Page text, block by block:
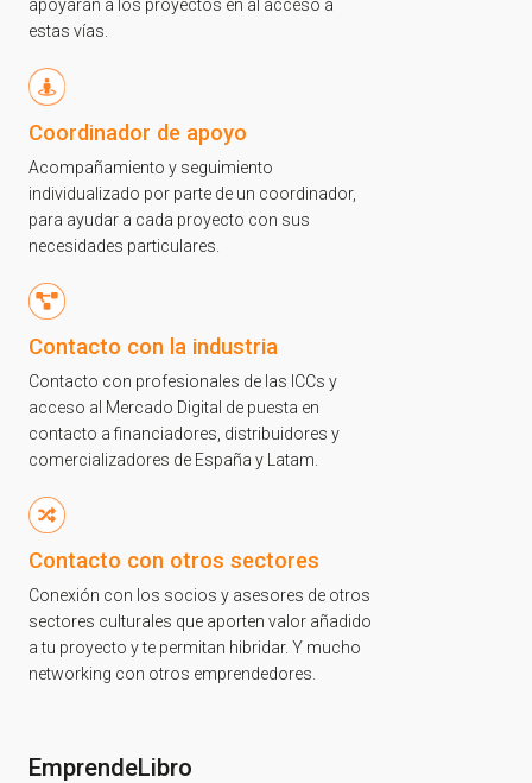
¡Gracias por suscribirte a
¡Gracias por suscribirte a nuestra newsletter!
apoyarán a los proyectos en al acceso a
estas vías.
Coordinador de apoyo
Acompañamiento y seguimiento
individualizado por parte de un coordinador,
para ayudar a cada proyecto con sus
necesidades particulares.
Contacto con la industria
Contacto con profesionales de las ICCs y
acceso al Mercado Digital de puesta en
contacto a financiadores, distribuidores y
comercializadores de España y Latam.
Contacto con otros sectores
Conexión con los socios y asesores de otros
sectores culturales que aporten valor añadido
a tu proyecto y te permitan hibridar. Y mucho
networking con otros emprendedores.
EmprendeLibro